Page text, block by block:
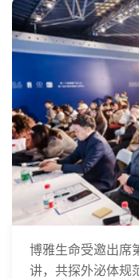
博雅生命受邀出席
讲，共探外泌体规